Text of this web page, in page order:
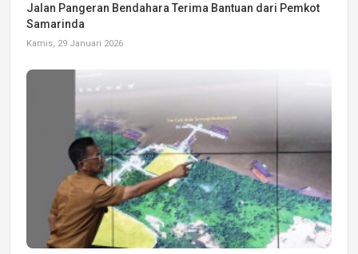
Jalan Pangeran Bendahara Terima Bantuan dari Pemkot
Samarinda
Kamis, 29 Januari 2026